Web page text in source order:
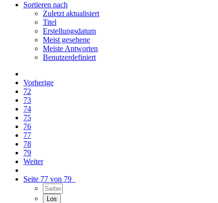
Sortieren nach
Zuletzt aktualisiert
Titel
Erstellungsdatum
Meist gesehene
Meiste Antworten
Benutzerdefiniert
Vorherige
72
73
74
75
76
77
78
79
Weiter
Seite 77 von 79